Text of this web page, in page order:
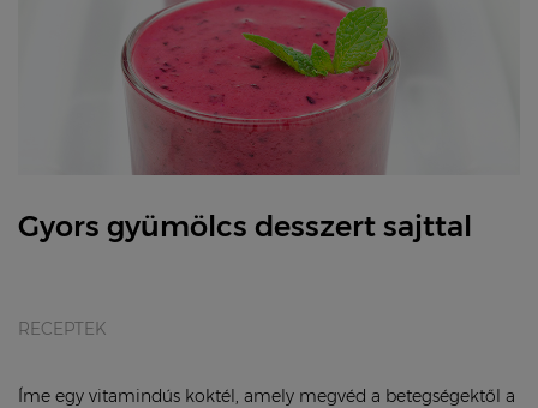
Gyors gyümölcs desszert sajttal
RECEPTEK
Íme egy vitamindús koktél, amely megvéd a betegségektől a